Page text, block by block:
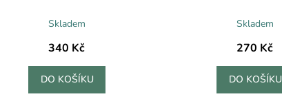
Skladem
340 Kč
DO KOŠÍKU
Skladem
270 Kč
DO KOŠÍKU